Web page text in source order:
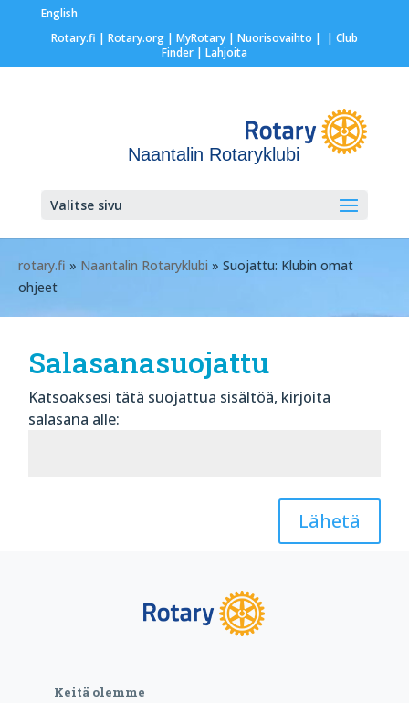
English
Rotary.fi | Rotary.org| MyRotary | Nuorisovaihto | | Club
Finder| Lahjoita
Naantalin Rotaryklubi
Valitse sivu
rotary.fi » Naantalin Rotaryklubi » Suojattu: Klubin omat
ohjeet
Salasanasuojattu
Katsoaksesi tätä suojattua sisältöä, kirjoita
salasana alle:
Lähetä
Keitä olemme